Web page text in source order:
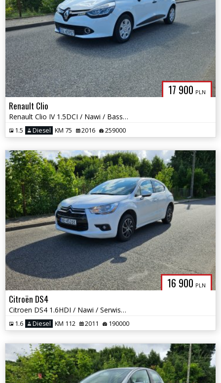
17 900 PLN
Renault Clio
Renault Clio IV 1.5DCI / Nawi / Bass Reflex / Okazja
1.5 Diesel KM 75 2016 259000
16 900 PLN
Citroën DS4
Citroen DS4 1.6HDI / Nawi / Serwisowany / Okazja
1.6 Diesel KM 112 2011 190000